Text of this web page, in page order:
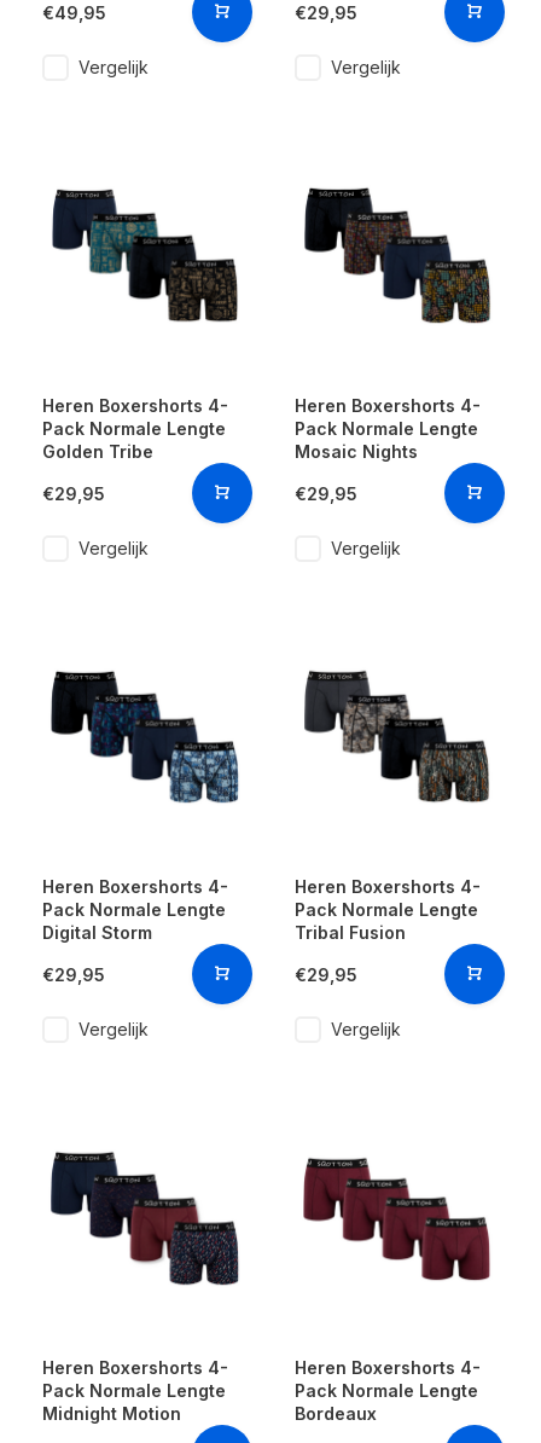
€49,95
Vergelijk
€29,95
Vergelijk
Heren Boxershorts 4-
Pack Normale Lengte
Golden Tribe
€29,95
Vergelijk
Heren Boxershorts 4-
Pack Normale Lengte
Mosaic Nights
€29,95
Vergelijk
Heren Boxershorts 4-
Pack Normale Lengte
Digital Storm
€29,95
Vergelijk
Heren Boxershorts 4-
Pack Normale Lengte
Tribal Fusion
€29,95
Vergelijk
Heren Boxershorts 4-
Pack Normale Lengte
Midnight Motion
Heren Boxershorts 4-
Pack Normale Lengte
Bordeaux